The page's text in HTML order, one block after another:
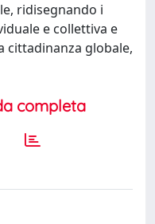
ridisegnando i
e collettiva e
cittadinanza globale,
completa